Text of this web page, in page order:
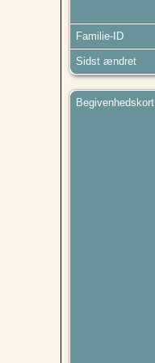
Familie-ID
Sidst ændret
Begivenhedskort